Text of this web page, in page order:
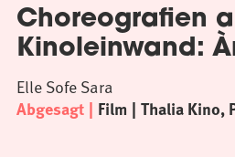
Choreografien
Kinoleinwand:
Abgesagt Film Thalia Kino,
Elle Sofe Sara